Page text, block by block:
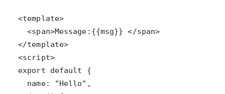
<script>